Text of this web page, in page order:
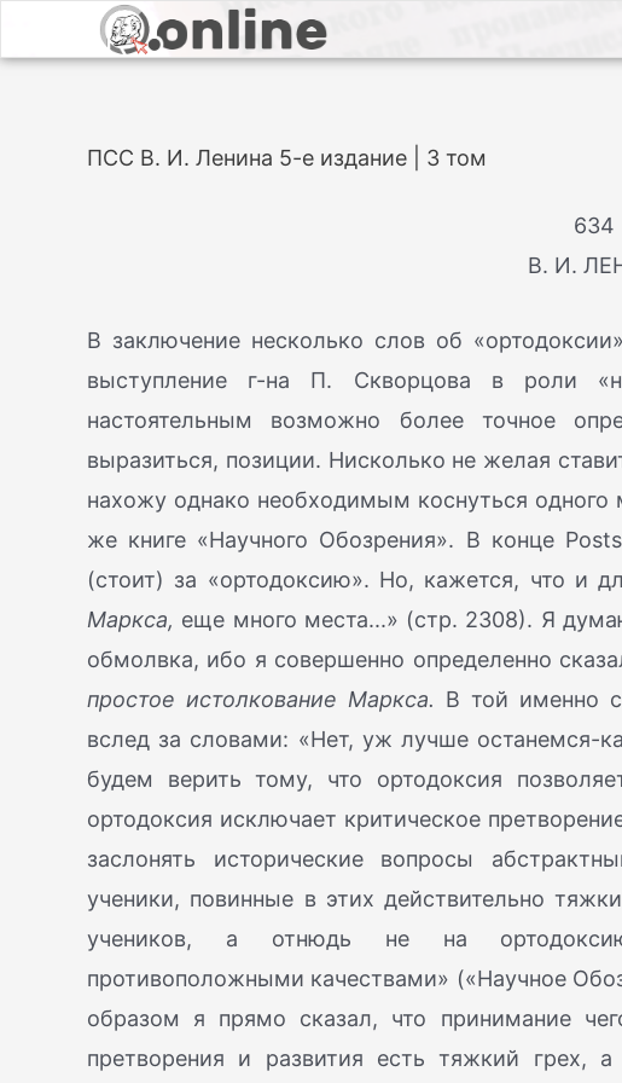
ПСС В. И. Ленина 5-е издание | 3 том
634
В. И.
В заключение несколько слов об
выступление г-на П. Скворцова в роли
настоятельным возможно более точное
выразиться, позиции. Нисколько не желая
нахожу однако необходимым коснуться одного
же книге «Научного Обозрения». В конце
(стоит) за «ортодоксию». Но, кажется, что и
Маркса, еще много места...» (стр. 2308). Я
обмолвка, ибо я совершенно определенно
простое истолкование Маркса. В той именно
вслед за словами: «Нет, уж лучше останемся-
будем верить тому, что ортодоксия
ортодоксия исключает критическое
заслонять исторические вопросы
ученики, повинные в этих действительно
учеников, а отнюдь не на
противоположными качествами» («Научное
образом я прямо сказал, что принимание
претворения и развития есть тяжкий грех,